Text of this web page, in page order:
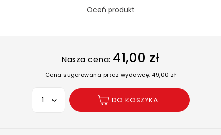
Oceń produkt
Nasza cena: 41,00 zł
Cena sugerowana przez wydawcę: 49,00 zł
Wybierz opcję
DO KOSZYKA